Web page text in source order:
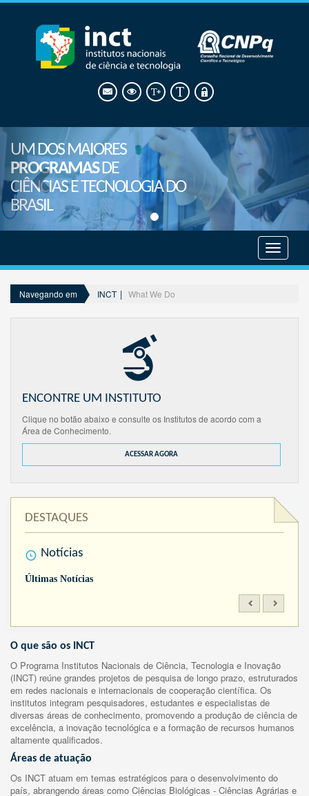
UM DOS MAIORES
PROGRAMASDE
CIÊNCIAS E TECNOLOGIA DO
BRASIL
menu
Navegando em INCT What We Do
ENCONTRE UM INSTITUTO
Clique no botão abaixo e consulte os Institutos de acordo com a
Área de Conhecimento.
ACESSAR AGORA
DESTAQUES
Notícias
Últimas Notícias
O que são os INCT
O Programa Institutos Nacionais de Ciência, Tecnologia e Inovação
(INCT) reúne grandes projetos de pesquisa de longo prazo, estruturados
em redes nacionais e internacionais de cooperação científica. Os
institutos integram pesquisadores, estudantes e especialistas de
diversas áreas de conhecimento, promovendo a produção de ciência de
excelência, a inovação tecnológica e a formação de recursos humanos
altamente qualificados.
Áreas de atuação
Os INCT atuam em temas estratégicos para o desenvolvimento do
país, abrangendo áreas como Ciências Biológicas - Ciências Agrárias e